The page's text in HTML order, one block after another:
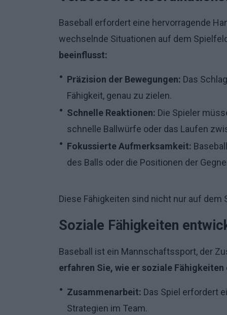
Baseball erfordert eine hervorragende
wechselnde Situationen auf dem
beeinflusst:
Präzision der Bewegungen: Das
Fähigkeit, genau zu zielen.
Schnelle Reaktionen: Die Spieler
schnelle Ballwürfe oder das Laufen
Fokussierte Aufmerksamkeit:
des Balls oder die Positionen der
Diese Fähigkeiten sind nicht nur auf
Soziale Fähigkeiten
Baseball ist ein Mannschaftssport, der
erfahren Sie, wie er soziale
Zusammenarbeit: Das Spiel erfordert
Strategien im Team.